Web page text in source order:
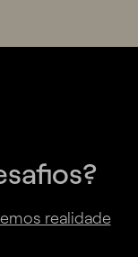
realidade